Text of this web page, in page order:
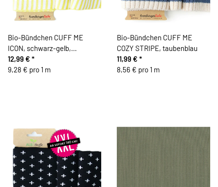
Bio-Bündchen CUFF ME
ICON, schwarz-gelb,
Hamburger Liebe
12,99 € *
9,28 € pro 1 m
Bio-Bündchen CUFF ME
COZY STRIPE, taubenblau
11,99 € *
8,56 € pro 1 m